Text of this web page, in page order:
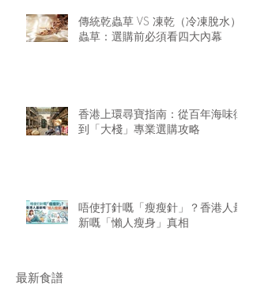
傳統乾蟲草 VS 凍乾（冷凍脫水）
蟲草：選購前必須看四大內幕
香港上環尋寶指南：從百年海味街
到「大棧」專業選購攻略
唔使打針嘅「瘦瘦針」？香港人最
新嘅「懶人瘦身」真相
最新食譜